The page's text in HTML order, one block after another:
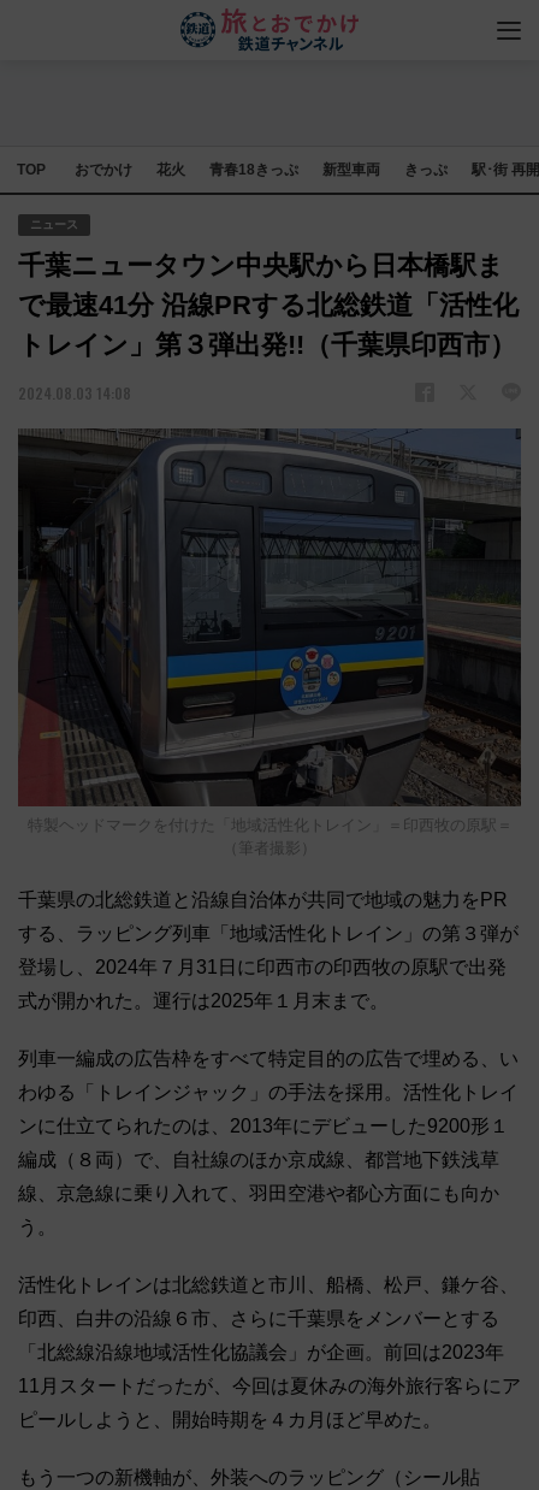
TOP おでかけ 花火 青春18きっぷ 新型車両 きっぷ 駅･街 再
ニュース
千葉ニュータウン中央駅から日本橋駅ま
で最速41分 沿線PRする北総鉄道「活性化
トレイン」第３弾出発!!（千葉県印西市）
2024.08.03 14:08
特製ヘッドマークを付けた「地域活性化トレイン」＝印西牧の原駅＝
（筆者撮影）
千葉県の北総鉄道と沿線自治体が共同で地域の魅力をPR
する、ラッピング列車「地域活性化トレイン」の第３弾が
登場し、2024年７月31日に印西市の印西牧の原駅で出発
式が開かれた。運行は2025年１月末まで。
列車一編成の広告枠をすべて特定目的の広告で埋める、い
わゆる「トレインジャック」の手法を採用。活性化トレイ
ンに仕立てられたのは、2013年にデビューした9200形１
編成（８両）で、自社線のほか京成線、都営地下鉄浅草
線、京急線に乗り入れて、羽田空港や都心方面にも向か
う。
活性化トレインは北総鉄道と市川、船橋、松戸、鎌ケ谷、
印西、白井の沿線６市、さらに千葉県をメンバーとする
「北総線沿線地域活性化協議会」が企画。前回は2023年
11月スタートだったが、今回は夏休みの海外旅行客らにア
ピールしようと、開始時期を４カ月ほど早めた。
もう一つの新機軸が、外装へのラッピング（シール貼